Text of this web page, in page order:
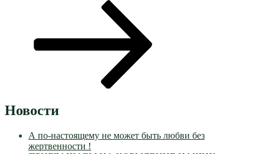
Новости
А по-настоящему не может быть любви без
жертвенности !